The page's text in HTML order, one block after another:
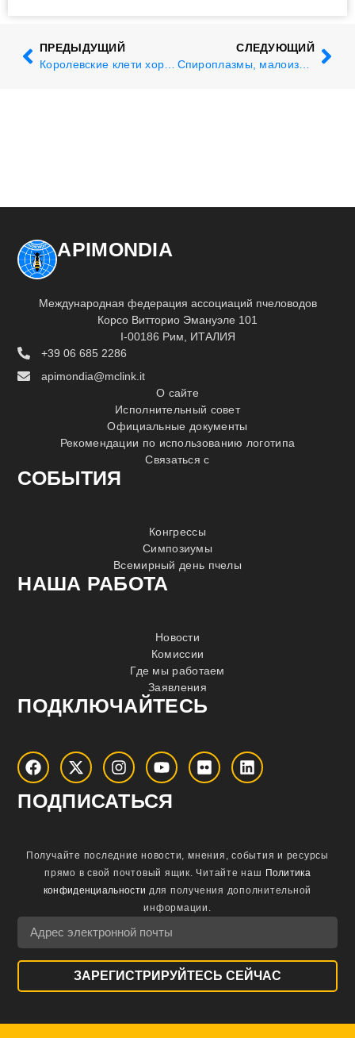
ПРЕДЫДУЩИЙ
СЛЕДУЮЩИЙ
APIMONDIA
Международная федерация ассоциаций пчеловодов
Корсо Витторио Эмануэле 101
I-00186 Рим, ИТАЛИЯ
+39 06 685 2286
apimondia@mclink.it
О сайте
Исполнительный совет
Официальные документы
Рекомендации по использованию логотипа
Связаться с
СОБЫТИЯ
Конгрессы
Симпозиумы
Всемирный день пчелы
НАША РАБОТА
Новости
Комиссии
Где мы работаем
Заявления
ПОДКЛЮЧАЙТЕСЬ
ПОДПИСАТЬСЯ
Получайте последние новости, мнения, события и ресурсы
прямо в свой почтовый ящик. Читайте наш Политика
конфиденциальности для получения дополнительной
информации.
ЗАРЕГИСТРИРУЙТЕСЬ СЕЙЧАС